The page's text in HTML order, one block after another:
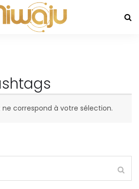
correspond à votre sélection.